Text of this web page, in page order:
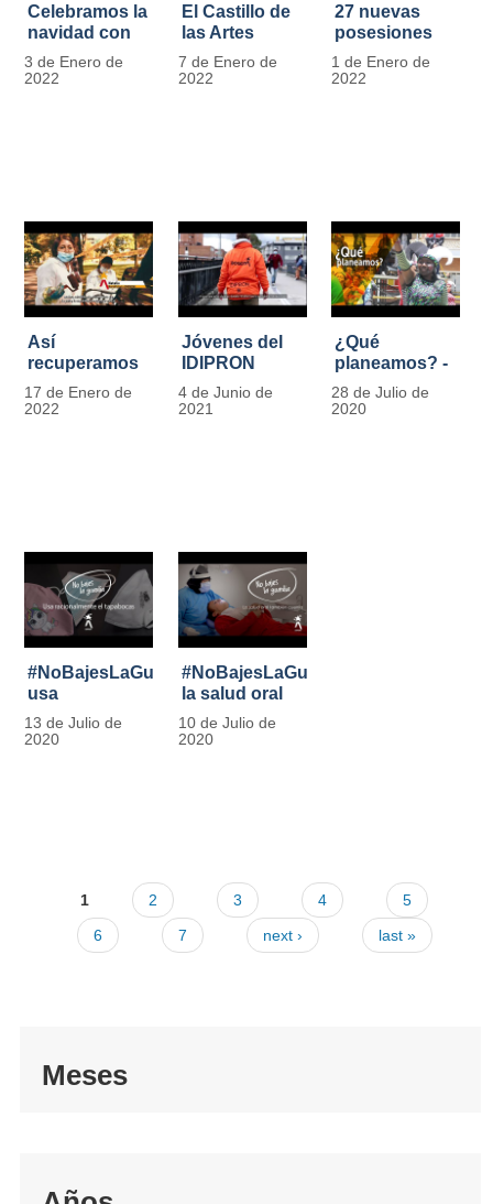
Celebramos la
navidad con
los Niños y
Niñas de los
3 de Enero de
2022
El Castillo de
las Artes
celebra su
primer año
7 de Enero de
2022
27 nuevas
posesiones
en el IDIPRON
1 de Enero de
2022
Así
recuperamos
las bancas del
Park Way
17 de Enero de
2022
Jóvenes del
IDIPRON
comprometidos
con la
4 de Junio de
2021
¿Qué
planeamos? -
Por Carlos
Marín, director
28 de Julio de
2020
#NoBajesLaGuardia:
usa
racionalmente
el tapabocas
13 de Julio de
2020
#NoBajesLaGuardia:
la salud oral
también
cuenta
10 de Julio de
2020
1 2 3 4
5
6
7 next › last »
Meses